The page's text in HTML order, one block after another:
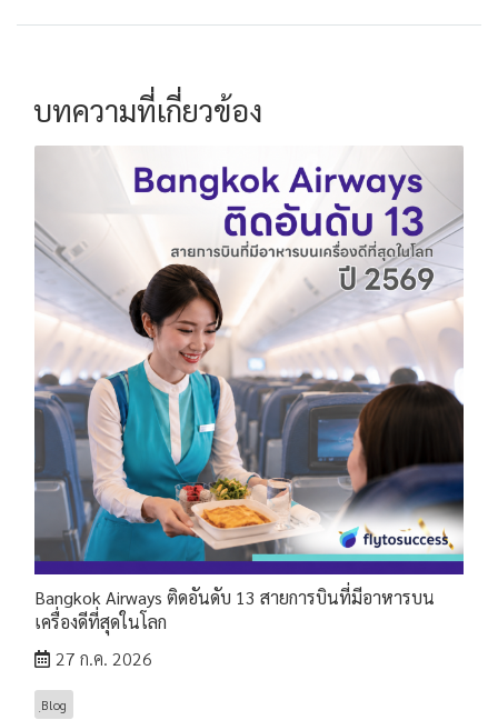
บทความที่เกี่ยวข้อง
Bangkok Airways ติดอันดับ 13 สายการบินที่มีอาหารบน
เครื่องดีที่สุดในโลก
27 ก.ค. 2026
ฺBlog